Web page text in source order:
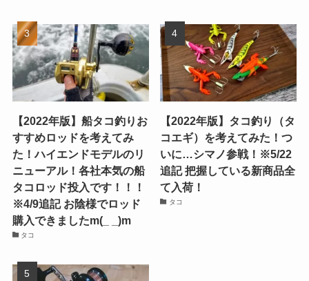
【2022年版】船タコ釣りお
すすめロッドを考えてみ
た！ハイエンドモデルのリ
ニューアル！各社本気の船
タコロッド投入です！！！
※4/9追記 お陰様でロッド
購入できましたm(_ _)m
タコ
【2022年版】タコ釣り（タ
コエギ）を考えてみた！つ
いに…シマノ参戦！※5/22
追記 把握している新商品全
て入荷！
タコ